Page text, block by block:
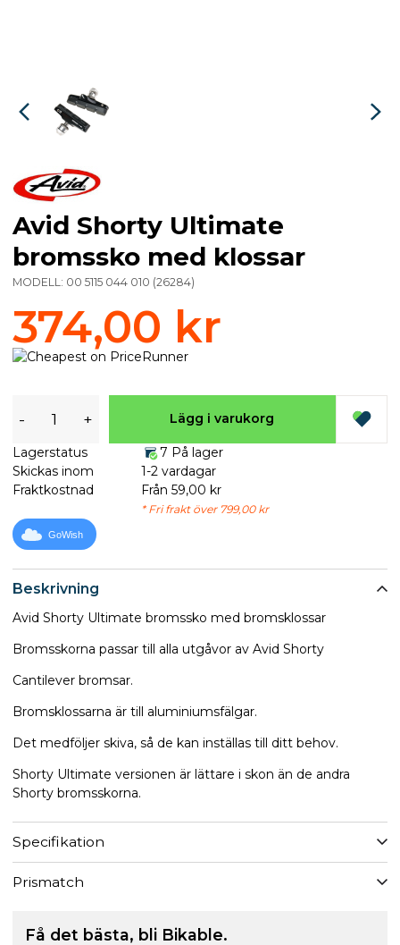
Beskrivning
Avid Shorty Ultimate bromssko med bromsklossar
Bromsskorna passar till alla utgåvor av Avid Shorty
Cantilever bromsar.
Bromsklossarna är till aluminiumsfälgar.
Det medföljer skiva, så de kan inställas till ditt behov.
Shorty Ultimate versionen är lättare i skon än de andra
Shorty bromsskorna.
Specifikation
Prismatch
Avid Shorty Ultimate
bromssko med klossar
MODELL: 00 5115 044 010 (26284)
374,00 kr
- + Lägg i varukorg
Lagerstatus
7 På lager
Skickas inom
1-2 vardagar
Fraktkostnad
Från 59,00 kr
* Fri frakt över 799,00 kr
GoWish
Få det bästa, bli Bikable.